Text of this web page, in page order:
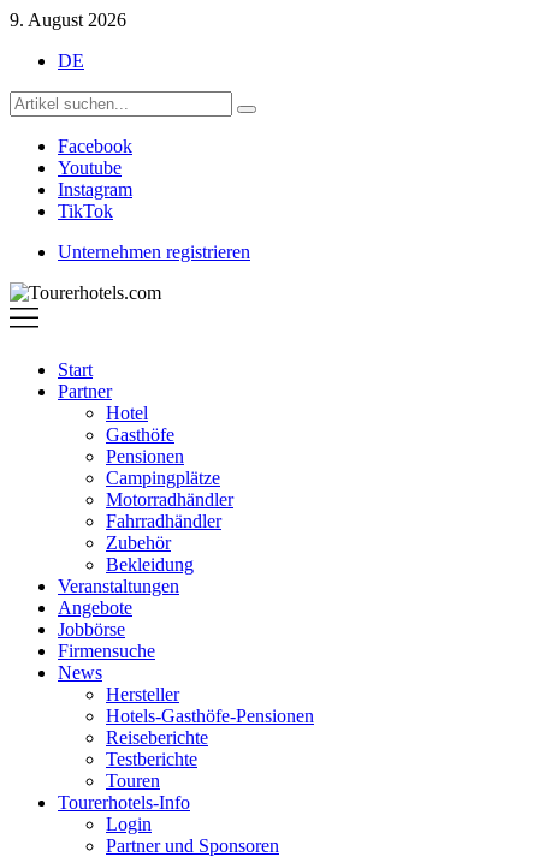
9. August 2026
DE
Facebook
Youtube
Instagram
TikTok
Unternehmen registrieren
Tourerhotels.com
Start
Partner
Hotel
Gasthöfe
Pensionen
Campingplätze
Motorradhändler
Fahrradhändler
Zubehör
Bekleidung
Veranstaltungen
Angebote
Jobbörse
Firmensuche
News
Hersteller
Hotels-Gasthöfe-Pensionen
Reiseberichte
Testberichte
Touren
Tourerhotels-Info
Login
Partner und Sponsoren